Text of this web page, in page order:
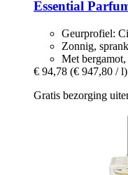
Essential
Geurprofiel:
Zonnig,
Met
€ 94,78 (€ 947,80 / l)
Gratis bezorging